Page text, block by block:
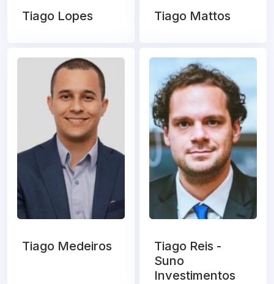
Tiago Lopes Tiago Mattos
Tiago Medeiros
Tiago Reis -
Suno
Investimentos